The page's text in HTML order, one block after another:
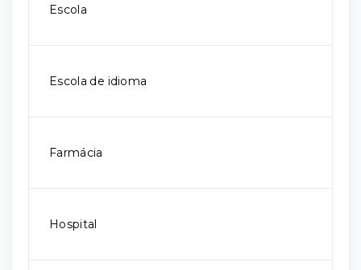
Escola
Escola de idioma
Farmácia
Hospital